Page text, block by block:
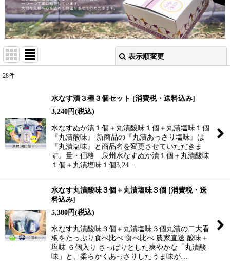
表示順変更
絞り込む
28件
水なす漬３種３個セット [消費税・送料込み]
3,240円(税込)
水なすぬか漬１個＋丸漬酸味１個＋丸漬塩味１個
『丸漬酸味』 新商品の『丸漬あっさり塩味』は
『丸漬塩味』と商品名を変更させていただきま
す。量・価格 泉州水なすぬか漬１個＋丸漬酸味
１個＋丸漬塩味１個3,24…
水なす丸漬酸味３個＋丸漬塩味３個 [消費税・送
料込み]
5,380円(税込)
水なす丸漬酸味３個＋丸漬塩味３個丸漬の二大看
板をたっぷり食べ比べ 食べ比べ 農家直送 酸味＋
塩味 ６個入り さっぱりとした爽やかな「丸漬酸
味」と、柔らかくあっさりしたうま味が…